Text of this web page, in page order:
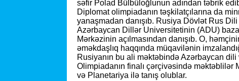
səfir Polad Bülbüloğlunun adından təbrik
Diplomat olimpiadanın təşkilatçılarına da
yanaşmadan danışıb. Rusiya Dövlət Rus
Azərbaycan Dillər Universitetinin (ADU)
Mərkəzinin açılmasından danışıb. O,
əməkdaşlıq haqqında müqavilənin
Rusiyanın bu ali məktəbində Azərbaycan
Olimpiadanın finalı çərçivəsində məktəblilər
və Planetariya ilə tanış olublar.